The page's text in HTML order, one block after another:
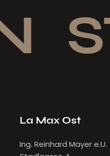
La Max Ost
Ing. Reinhard Mayer e.U.